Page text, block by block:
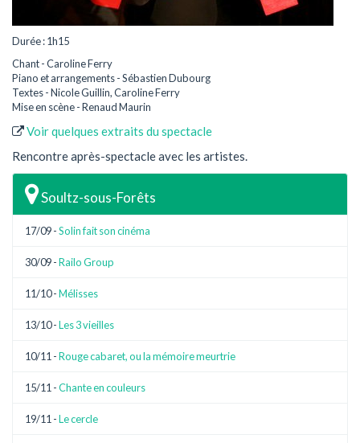
Durée : 1h15
Chant - Caroline Ferry
Piano et arrangements - Sébastien Dubourg
Textes - Nicole Guillin, Caroline Ferry
Mise en scène - Renaud Maurin
Voir quelques extraits du spectacle
Rencontre après-spectacle avec les artistes.
Soultz-sous-Forêts
17/09 -Solin fait son cinéma
30/09 -Railo Group
11/10 -Mélisses
13/10 -Les 3 vieilles
10/11 -Rouge cabaret, ou la mémoire meurtrie
15/11 -Chante en couleurs
19/11 -Le cercle